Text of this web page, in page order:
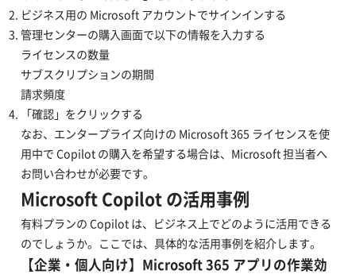
ビジネス用の Microsoft アカウントでサインインする
管理センターの購入画面で以下の情報を入力する
ライセンスの数量
サブスクリプションの期間
請求頻度
「確認」をクリックする
なお、エンタープライズ向けの Microsoft 365 ライセンスを使
用中で Copilot の購入を希望する場合は、Microsoft 担当者へ
お問い合わせが必要です。
Microsoft Copilot の活用事例
有料プランの Copilot は、ビジネス上でどのように活用できる
のでしょうか。ここでは、具体的な活用事例を紹介します。
【企業・個人向け】Microsoft 365 アプリの作業効